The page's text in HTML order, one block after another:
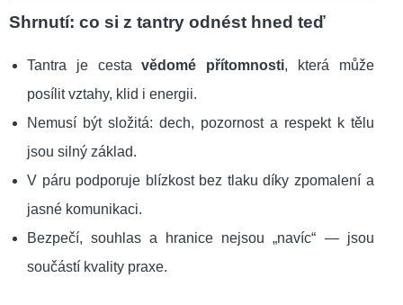
Shrnutí: co si z tantry odnést hned teď
Tantra je cestavědomé přítomnosti, která může
posílit vztahy, klid i energii.
Nemusí být složitá: dech, pozornost a respekt k tělu
jsou silný základ.
V páru podporuje blízkost bez tlaku díky zpomalení a
jasné komunikaci.
Bezpečí, souhlas a hranice nejsou „navíc“ — jsou
součástí kvality praxe.